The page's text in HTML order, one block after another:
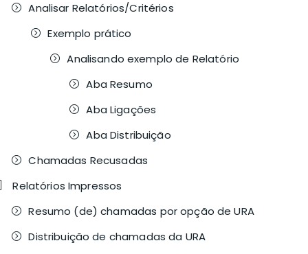
Analisar Relatórios/Critérios
Exemplo prático
Analisando exemplo de Relatório
Aba Resumo
Aba Ligações
Aba Distribuição
Chamadas Recusadas
Relatórios Impressos
Resumo (de) chamadas por opção de URA
Distribuição de chamadas da URA